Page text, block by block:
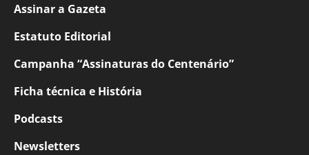
Assinar a Gazeta
Estatuto Editorial
Campanha “Assinaturas do Centenário”
Ficha técnica e História
Podcasts
Newsletters